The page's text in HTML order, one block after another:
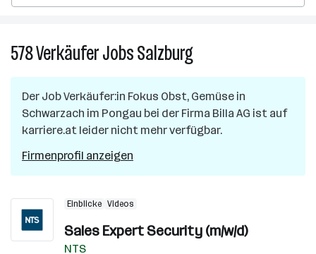
578VerkäuferJobsSalzburg578
Verkäufer
in
Salzburg
Der JobVerkäufer:in Fokus Obst, Gemüse in
Schwarzach im Pongau bei der Firma Billa AG ist auf
karriere.at leider nicht mehr verfügbar.
Firmenprofil anzeigen
Einblicke Videos
Sales Expert Security (m/w/d)
NTS